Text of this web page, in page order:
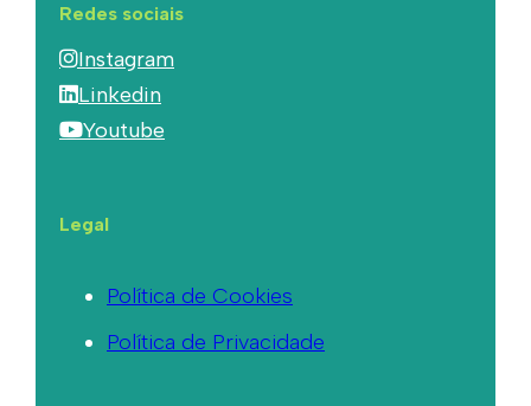
Redes sociais
Instagram
Linkedin
Youtube
Legal
Política de Cookies
Política de Privacidade